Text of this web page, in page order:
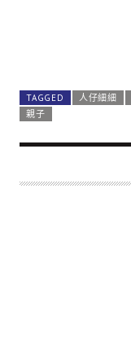
TAGGED 人仔細細
親子